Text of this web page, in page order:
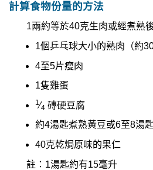
計算食物份量的方法
1兩約等於40克生肉或經煮熟
1個乒乓球大小的熟肉（約30
4至5片瘦肉
1隻雞蛋
1⁄4 磚硬豆腐
約4湯匙煮熟黃豆或6至8湯
40克乾焗原味的果仁
註：1湯匙約有15毫升